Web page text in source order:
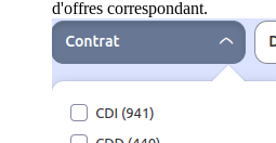
d'offres correspondant.